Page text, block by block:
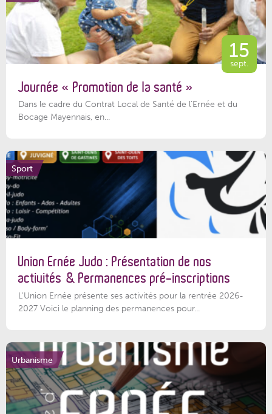
15
sept.
Journée « Promotion de la santé »
Dans le cadre du Contrat Local de Santé de l’Ernée et du
Bocage Mayennais, en...
Sport
Union Ernée Judo : Présentation de nos
activités & Permanences pré-inscriptions
L'Union Ernée présente ses activités pour la rentrée 2026-
2027 Voici le planning des permanences pour...
Urbanisme